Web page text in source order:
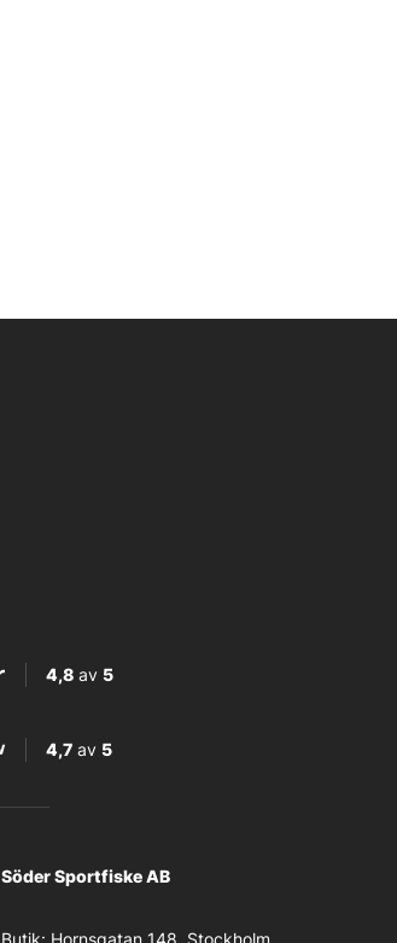
4,8av 5
4,7av 5
Söder Sportfiske AB
Butik: Hornsgatan 148, Stockholm